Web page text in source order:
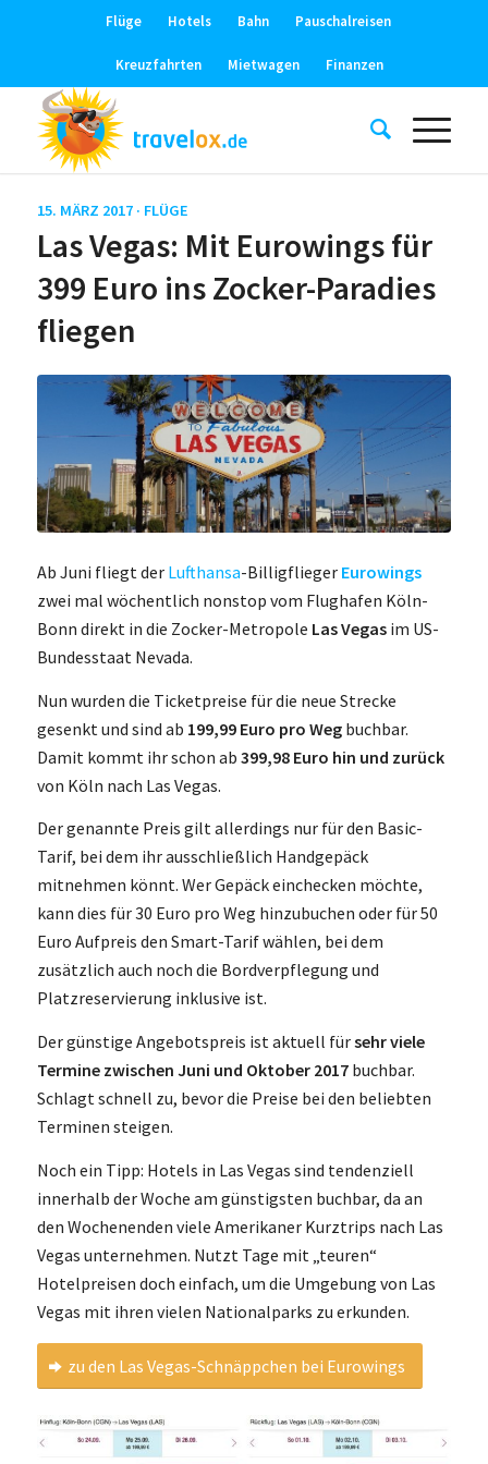
Flüge Hotels Bahn Pauschalreisen
Kreuzfahrten Mietwagen Finanzen
15. MÄRZ 2017 · FLÜGE
Las Vegas: Mit Eurowings für
399 Euro ins Zocker-Paradies
fliegen
Ab Juni fliegt der Lufthansa-Billigflieger Eurowings
zwei mal wöchentlich nonstop vom Flughafen Köln-
Bonn direkt in die Zocker-Metropole Las Vegasim US-
Bundesstaat Nevada.
Nun wurden die Ticketpreise für die neue Strecke
gesenkt und sind ab 199,99 Euro pro Wegbuchbar.
Damit kommt ihr schon ab 399,98 Euro hin und zurück
von Köln nach Las Vegas.
Der genannte Preis gilt allerdings nur für den Basic-
Tarif, bei dem ihr ausschließlich Handgepäck
mitnehmen könnt. Wer Gepäck einchecken möchte,
kann dies für 30 Euro pro Weg hinzubuchen oder für 50
Euro Aufpreis den Smart-Tarif wählen, bei dem
zusätzlich auch noch die Bordverpflegung und
Platzreservierung inklusive ist.
Der günstige Angebotspreis ist aktuell fürsehr viele
Termine zwischen Juni und Oktober 2017buchbar.
Schlagt schnell zu, bevor die Preise bei den beliebten
Terminen steigen.
Noch ein Tipp: Hotels in Las Vegas sind tendenziell
innerhalb der Woche am günstigsten buchbar, da an
den Wochenenden viele Amerikaner Kurztrips nach Las
Vegas unternehmen. Nutzt Tage mit „teuren“
Hotelpreisen doch einfach, um die Umgebung von Las
Vegas mit ihren vielen Nationalparks zu erkunden.
zu den Las Vegas-Schnäppchen bei Eurowings